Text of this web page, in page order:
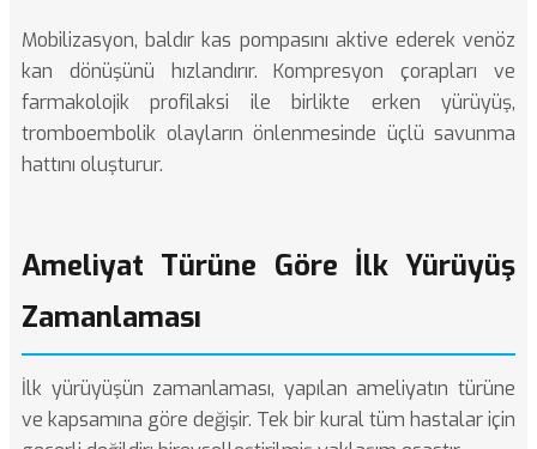
Mobilizasyon, baldır kas pompasını aktive ederek venöz
kan dönüşünü hızlandırır. Kompresyon çorapları ve
farmakolojik profilaksi ile birlikte erken yürüyüş,
tromboembolik olayların önlenmesinde üçlü savunma
hattını oluşturur.
Ameliyat Türüne Göre İlk Yürüyüş
Zamanlaması
İlk yürüyüşün zamanlaması, yapılan ameliyatın türüne
ve kapsamına göre değişir. Tek bir kural tüm hastalar için